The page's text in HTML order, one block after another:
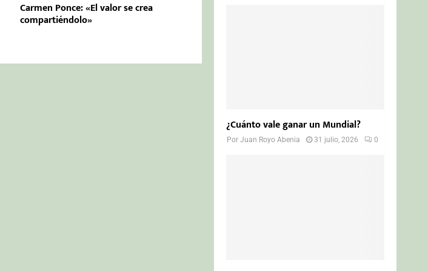
Carmen Ponce: «El valor se crea
compartiéndolo»
¿Cuánto vale ganar un Mundial?
PorJuan Royo Abenia 31 julio, 2026 0